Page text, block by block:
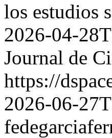
los estudios
2026-04-
Journal de
https://
2026-06-